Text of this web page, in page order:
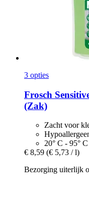
3 opties
Frosch
(Zak)
Zacht voor
20° C - 95° C
€ 8,59 (€ 5,73 / l)
Bezorging uiterlijk